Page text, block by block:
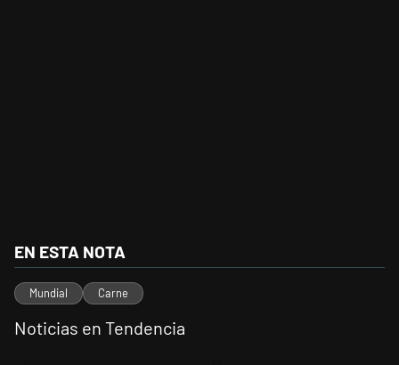
EN ESTA NOTA
Mundial Carne
Noticias en Tendencia